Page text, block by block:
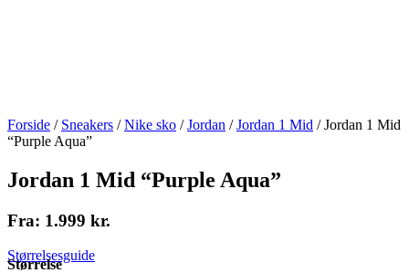
Forside / Sneakers /Nike sko /Jordan /Jordan 1 Mid / Jordan 1 Mid
“Purple Aqua”
Jordan 1 Mid “Purple Aqua”
Fra: 1.999 kr.
Størrelsesguide
Størrelse